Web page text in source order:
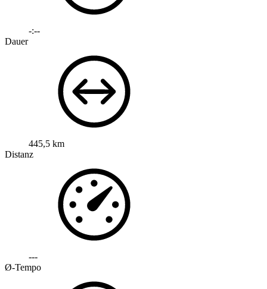
-:--
Dauer
445,5 km
Distanz
---
Ø-Tempo